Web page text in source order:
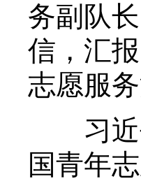
务副队
信，汇
志愿服
习近
国青年